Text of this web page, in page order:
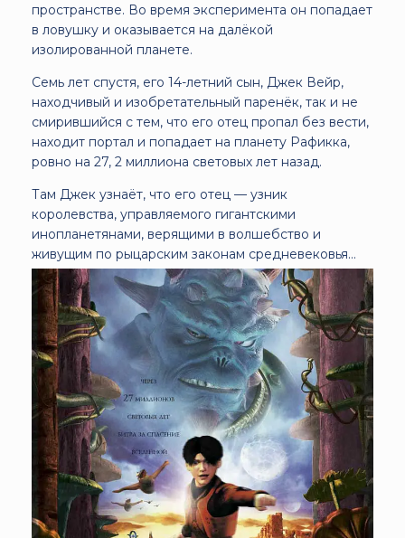
пространстве. Во время эксперимента он попадает
в ловушку и оказывается на далёкой
изолированной планете.
Семь лет спустя, его 14-летний сын, Джек Вейр,
находчивый и изобретательный паренёк, так и не
смирившийся с тем, что его отец пропал без вести,
находит портал и попадает на планету Рафикка,
ровно на 27, 2 миллиона световых лет назад.
Там Джек узнаёт, что его отец — узник
королевства, управляемого гигантскими
инопланетянами, верящими в волшебство и
живущим по рыцарским законам средневековья…